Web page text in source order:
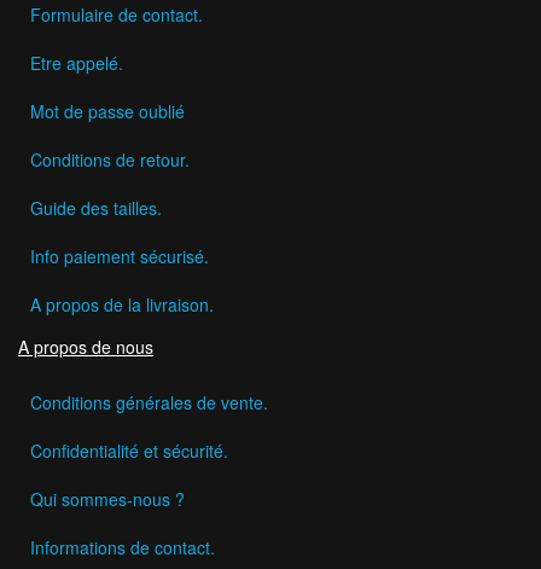
Formulaire de contact.
Etre appelé.
Mot de passe oublié
Conditions de retour.
Guide des tailles.
Info paiement sécurisé.
A propos de la livraison.
A propos de nous
Conditions générales de vente.
Confidentialité et sécurité.
Qui sommes-nous ?
Informations de contact.